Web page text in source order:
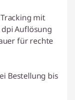
mit
Auflösung
für rechte
Bestellung bis